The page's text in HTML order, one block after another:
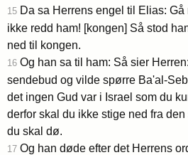
15 Da sa Herrens engel til Elias:
ikke redd ham! [kongen] Så stod
ned til kongen.
16 Og han sa til ham: Så sier
sendebud og vilde spørre Ba'al-
det ingen Gud var i Israel som du
derfor skal du ikke stige ned fra
du skal dø.
17 Og han døde efter det Herrens